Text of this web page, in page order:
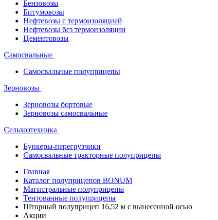
Бензовозы
Битумовозы
Нефтевозы с термоизоляцией
Нефтевозы без термоизоляции
Цементовозы
Самосвальные
Самосвальные полуприцепы
Зерновозы
Зерновозы бортовые
Зерновозы самосвальные
Сельхозтехника
Бункеры-перегрузчики
Самосвальные тракторные полуприцепы
Главная
Каталог полуприцепов BONUM
Магистральные полуприцепы
Тентованные полуприцепы
Шторный полуприцеп 16,52 м с вынесенной осью
Акции